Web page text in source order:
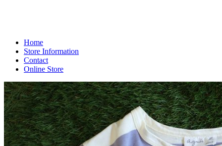
Home
Store Information
Contact
Online Store